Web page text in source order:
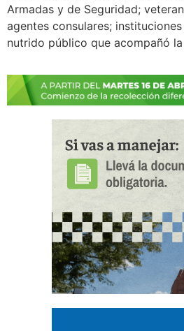
Armadas y de Seguridad;
agentes consulares;
nutrido público que acompañó